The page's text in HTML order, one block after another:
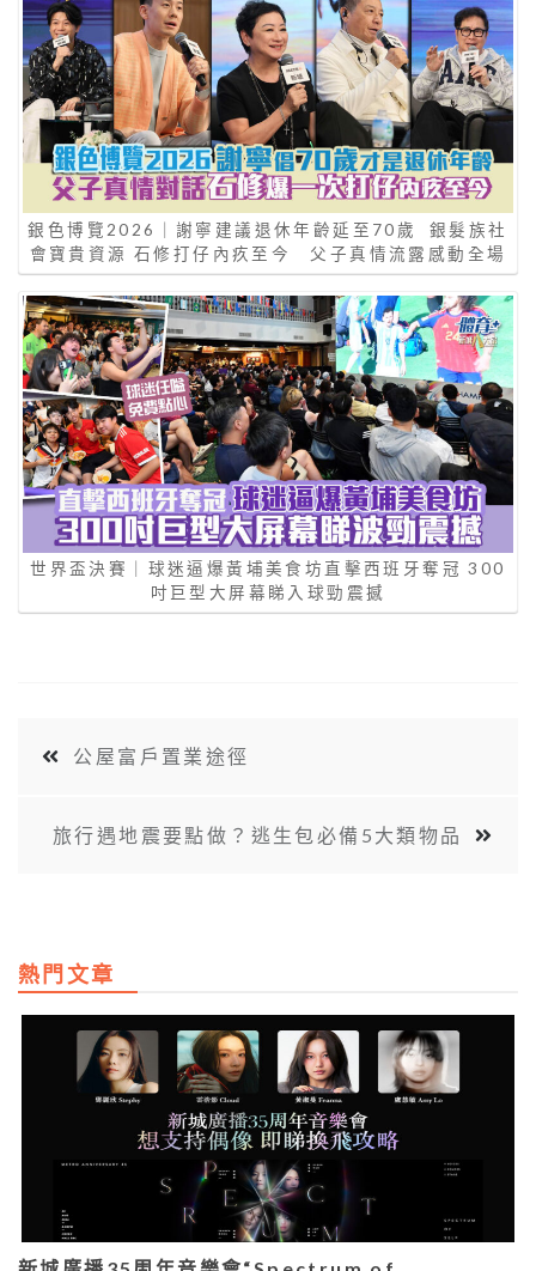
銀色博覽2026｜謝寧建議退休年齡延至70歲 銀髮族社
會寶貴資源 石修打仔內疚至今 父子真情流露感動全場
世界盃決賽｜球迷逼爆黃埔美食坊直擊西班牙奪冠 300
吋巨型大屏幕睇入球勁震撼
公屋富戶置業途徑
旅行遇地震要點做？逃生包必備5大類物品
熱門文章